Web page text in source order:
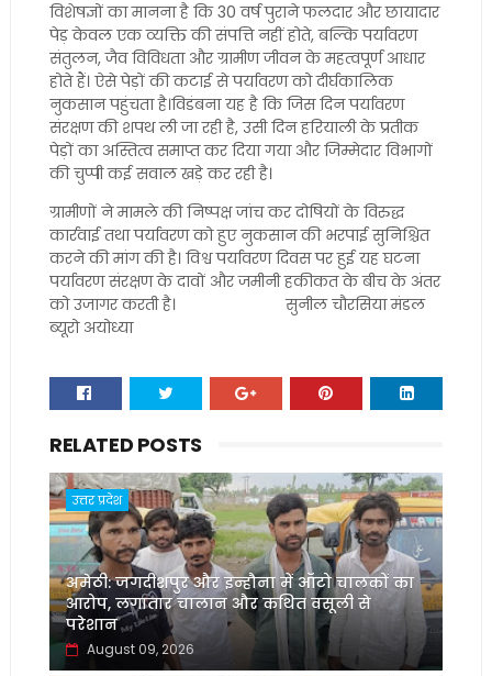
विशेषज्ञों का मानना है कि 30 वर्ष पुराने फलदार और छायादार
पेड़ केवल एक व्यक्ति की संपत्ति नहीं होते, बल्कि पर्यावरण
संतुलन, जैव विविधता और ग्रामीण जीवन के महत्वपूर्ण आधार
होते हैं। ऐसे पेड़ों की कटाई से पर्यावरण को दीर्घकालिक
नुकसान पहुंचता है।विडंबना यह है कि जिस दिन पर्यावरण
संरक्षण की शपथ ली जा रही है, उसी दिन हरियाली के प्रतीक
पेड़ों का अस्तित्व समाप्त कर दिया गया और जिम्मेदार विभागों
की चुप्पी कई सवाल खड़े कर रही है।
ग्रामीणों ने मामले की निष्पक्ष जांच कर दोषियों के विरुद्ध
कार्रवाई तथा पर्यावरण को हुए नुकसान की भरपाई सुनिश्चित
करने की मांग की है। विश्व पर्यावरण दिवस पर हुई यह घटना
पर्यावरण संरक्षण के दावों और जमीनी हकीकत के बीच के अंतर
को उजागर करती है। सुनील चौरसिया मंडल
ब्यूरो अयोध्या
RELATED POSTS
उत्तर प्रदेश
अमेठी: जगदीशपुर और इन्हौना में ऑटो चालकों का
आरोप, लगातार चालान और कथित वसूली से
परेशान
August 09, 2026